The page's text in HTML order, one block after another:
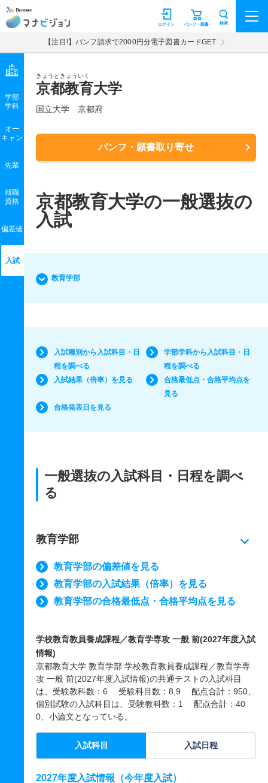
マナビジョン パンフ・願書
ログイン 検索
【注目!】パンフ請求で2000円分電子図書カードGET
きょうときょういく
京都教育大学
国立大学 京都府
パンフ・願書取り寄せ
学部
学科
オー
キャン
先輩
就職
資格
偏差値
入試
京都教育大学の一般選抜の
入試
教育学部
入試種別から入試科目・日
程を調べる
学部学科から入試科目・日
程を調べる
入試結果（倍率）を見る
合格最低点・合格平均点を
見る
合格発表日を見る
一般選抜の入試科目・日程を調べ
る
教育学部
教育学部の偏差値を見る
教育学部の入試結果（倍率）を見る
教育学部の合格最低点・合格平均点を見る
学校教育教員養成課程／教育学専攻 一般 前(2027年度入試
情報)
京都教育大学 教育学部 学校教育教員養成課程／教育学専
攻 一般 前(2027年度入試情報)の共通テストの入試科目
は、受験教科数：6 受験科目数：8,9 配点合計：950、
個別試験の入試科目は、受験教科数：1 配点合計：40
0、小論文となっている。
入試科目 入試日程
2027年度入試情報（今年度入試）